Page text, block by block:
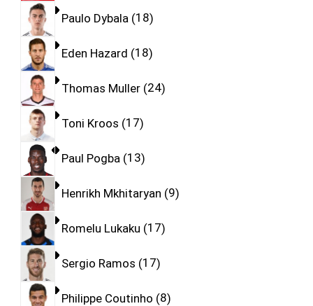
Paulo Dybala 18
Eden Hazard 18
Thomas Muller 24
Toni Kroos 17
Paul Pogba 13
Henrikh Mkhitaryan 9
Romelu Lukaku 17
Sergio Ramos 17
Philippe Coutinho 8